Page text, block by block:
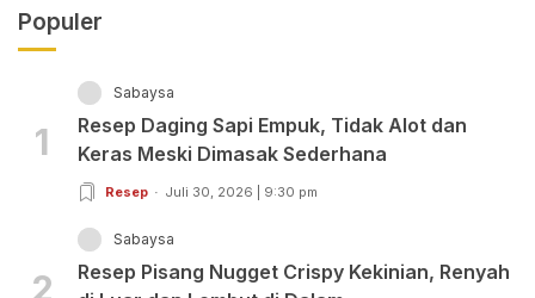
Populer
1
Sabaysa
Resep Daging Sapi Empuk, Tidak Alot dan
Keras Meski Dimasak Sederhana
Resep Juli 30, 2026 | 9:30 pm
2
Sabaysa
Resep Pisang Nugget Crispy Kekinian, Renyah